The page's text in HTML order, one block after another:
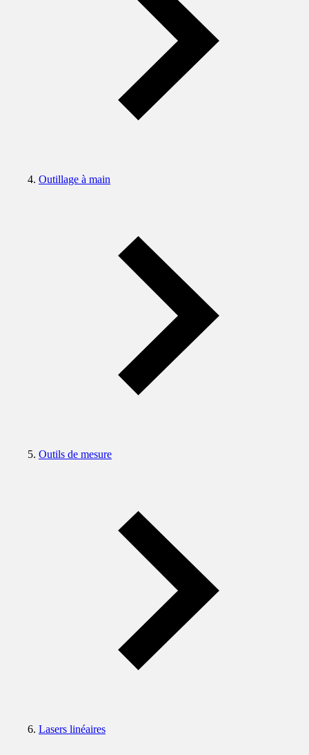
Outillage à main
Outils de mesure
Lasers linéaires